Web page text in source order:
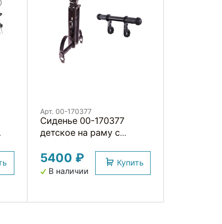
Арт. 00-170377
Сиденье 00-170377
детское на раму с
поручнем на руль 22,2-
31,6мм до 15кг черное
5400 ₽
В наличии
Купить